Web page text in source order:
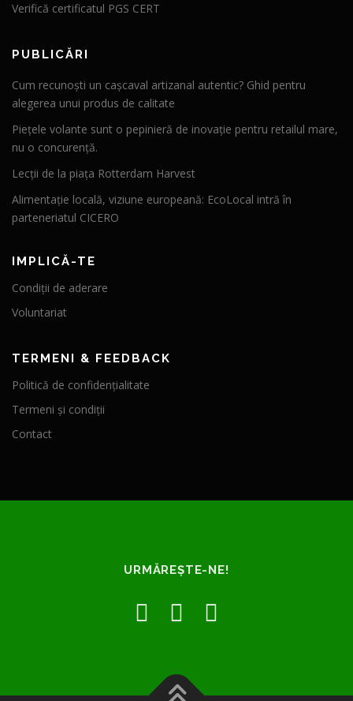
Verifică certificatul PGS CERT
PUBLICĂRI
Cum recunoști un cașcaval artizanal autentic? Ghid pentru
alegerea unui produs de calitate
Piețele volante sunt o pepinieră de inovație pentru retailul mare,
nu o concurență.
Lecții de la piața Rotterdam Harvest
Alimentație locală, viziune europeană: EcoLocal intră în
parteneriatul CICERO
IMPLICĂ-TE
Condiții de aderare
Voluntariat
TERMENI & FEEDBACK
Politică de confidențialitate
Termeni și condiții
Contact
URMĂREȘTE-NE!